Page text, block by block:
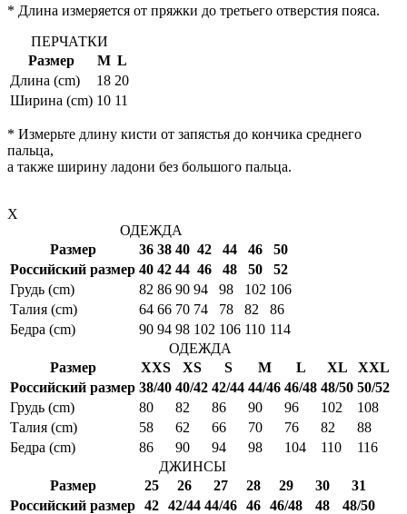
* Длина измеряется от пряжки до третьего отверстия пояса.
ПЕРЧАТКИ
Размер
M L
Длина (cm)
18 20
Ширина (cm) 10 11
* Измерьте длину кисти от запястья до кончика среднего
пальца,
а также ширину ладони без большого пальца.
X
ОДЕЖДА
Размер
36 38 40 42 44 46
50
Российский размер 40 42 44 46 48 50
52
Грудь (cm)
82 86 90 94 98 102 106
Талия (cm)
64 66 70 74 78 82
86
Бедра (cm)
90 94 98 102 106 110 114
ОДЕЖДА
Размер
XXS XS S M L XL
XXL
Российский размер 38/40 40/42 42/44 44/46 46/48 48/50 50/52
Грудь (cm)
80 82 86 90 96 102
108
Талия (cm)
58 62 66 70 76 82
88
Бедра (cm)
86 90 94 98 104 110
116
ДЖИНСЫ
Размер
25 26 27 28 29 30
31
Российский размер 42 42/44 44/46 46 46/48 48
48/50